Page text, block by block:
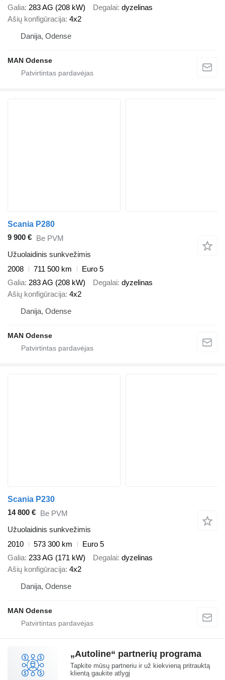
Galia 283 AG (208 kW) Degalai dyzelinas
Ašių konfigūracija 4x2
Danija, Odense
MAN Odense
Scania P280
9 900 € Be PVM
Užuolaidinis sunkvežimis
2008
711 500 km
Euro 5
Galia 283 AG (208 kW) Degalai dyzelinas
Ašių konfigūracija 4x2
Danija, Odense
MAN Odense
Scania P230
14 800 € Be PVM
Užuolaidinis sunkvežimis
2010
573 300 km
Euro 5
Galia 233 AG (171 kW) Degalai dyzelinas
Ašių konfigūracija 4x2
Danija, Odense
MAN Odense
„Autoline“ partnerių programa
Tapkite mūsų partneriu ir už kiekvieną pritrauktą
klientą gaukite atlygį